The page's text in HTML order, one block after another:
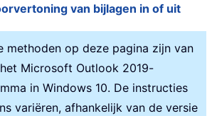
van bijlagen in of uit
methoden op deze pagina zijn van
Microsoft Outlook 2019-
in Windows 10. De instructies
variëren, afhankelijk van de versie